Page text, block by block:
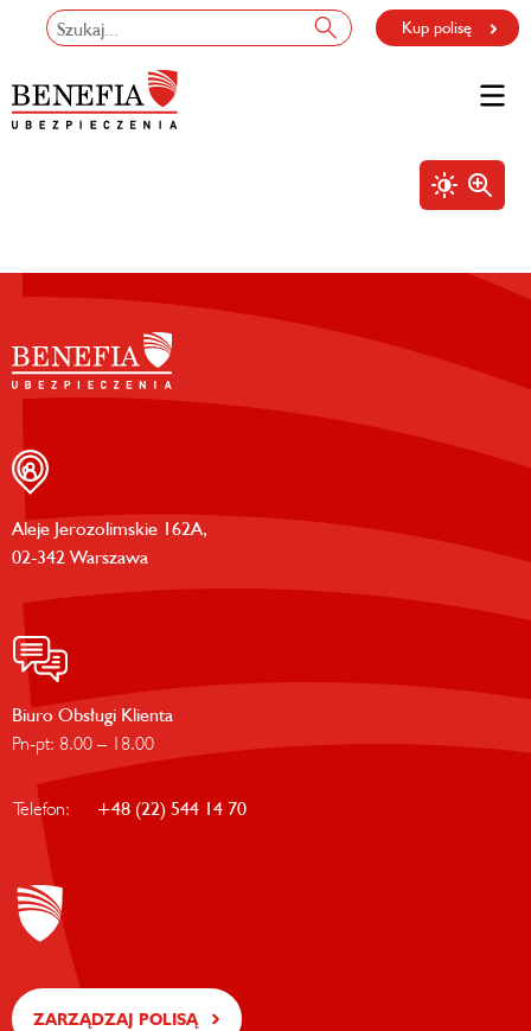
Kup polisę
Aleje Jerozolimskie 162A,
02-342 Warszawa
Biuro Obsługi Klienta
Pn-pt: 8.00 – 18.00
Telefon: +48 (22) 544 14 70
ZARZĄDZAJ POLISĄ